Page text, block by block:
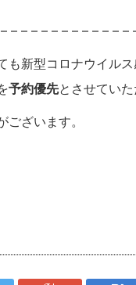
– – – – – – – – – – – –
も新型コロナウイル
予約優先とさせていた
ざいます。